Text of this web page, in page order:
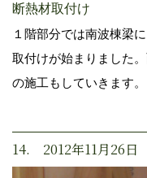
断熱材取付け
１階部分では南波棟梁
取付けが始まりました
の施工もしていきます。
14. 2012年11月26日